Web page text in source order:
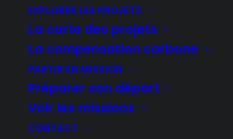
EXPLORER LES PROJETS
La carte des projets
La compensation carbone
PARTIR EN MISSION
Préparer son départ
Voir les missions
CONTACT